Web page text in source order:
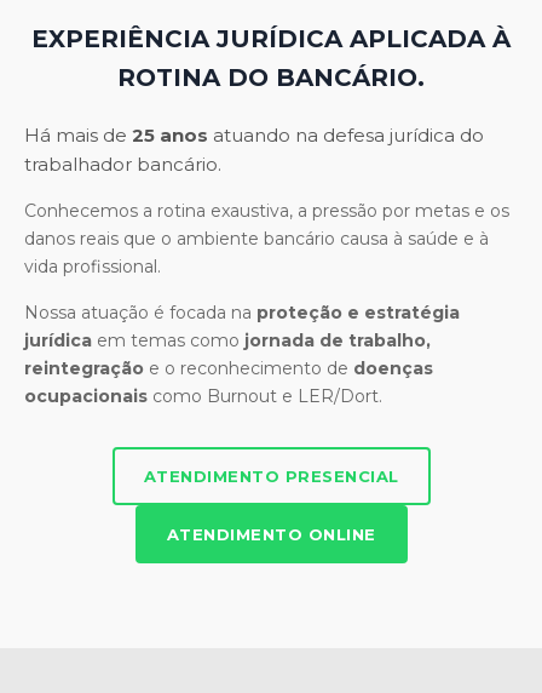
EXPERIÊNCIA JURÍDICA APLICADA À
ROTINA DO BANCÁRIO.
Há mais de 25 anos atuando na defesa jurídica do
trabalhador bancário.
Conhecemos a rotina exaustiva, a pressão por metas e os
danos reais que o ambiente bancário causa à saúde e à
vida profissional.
Nossa atuação é focada na proteção e estratégia
jurídica em temas como jornada de trabalho,
reintegração e o reconhecimento de doenças
ocupacionais como Burnout e LER/Dort.
ATENDIMENTO PRESENCIAL
ATENDIMENTO ONLINE